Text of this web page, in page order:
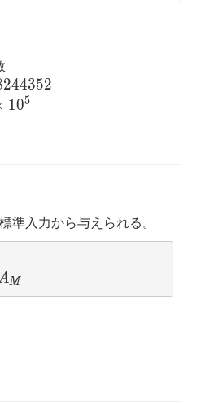
244352
105
準入力から与えられる。
M